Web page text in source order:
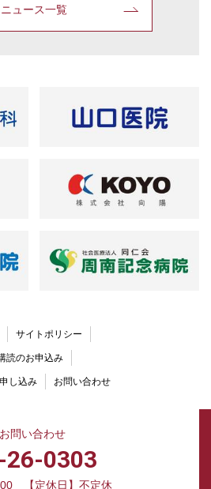
ニュース一覧
サイトポリシー
読のお申込み
し込み お問い合わせ
問い合わせ
26-0303
【定休日】不定休